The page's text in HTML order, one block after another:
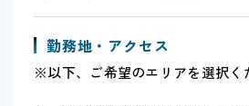
勤務地・アクセス
※以下、ご希望のエリアを選択く